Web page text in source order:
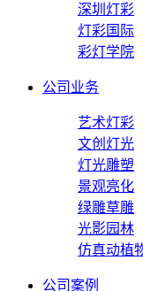
深圳灯彩
灯彩国际
彩灯学院
公司业务
艺术灯彩
文创灯光
灯光雕塑
景观亮化
绿雕草雕
光影园林
仿真动植
公司案例